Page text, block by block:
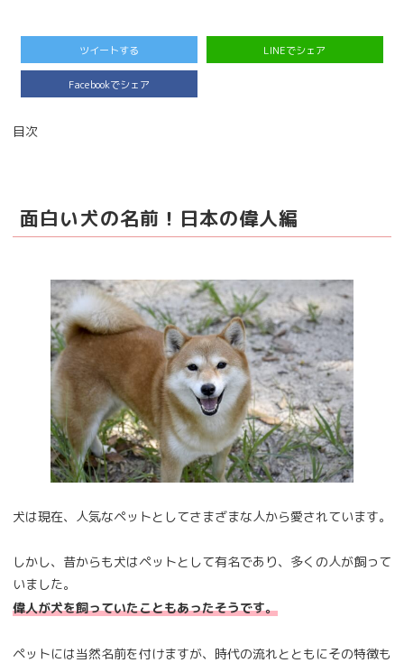
ツイートする LINEでシェア
Facebookでシェア
目次
面白い犬の名前！日本の偉人編
犬は現在、人気なペットとしてさまざまな人から愛されています。
しかし、昔からも犬はペットとして有名であり、多くの人が飼って
いました。
偉人が犬を飼っていたこともあったそうです。
ペットには当然名前を付けますが、時代の流れとともにその特徴も